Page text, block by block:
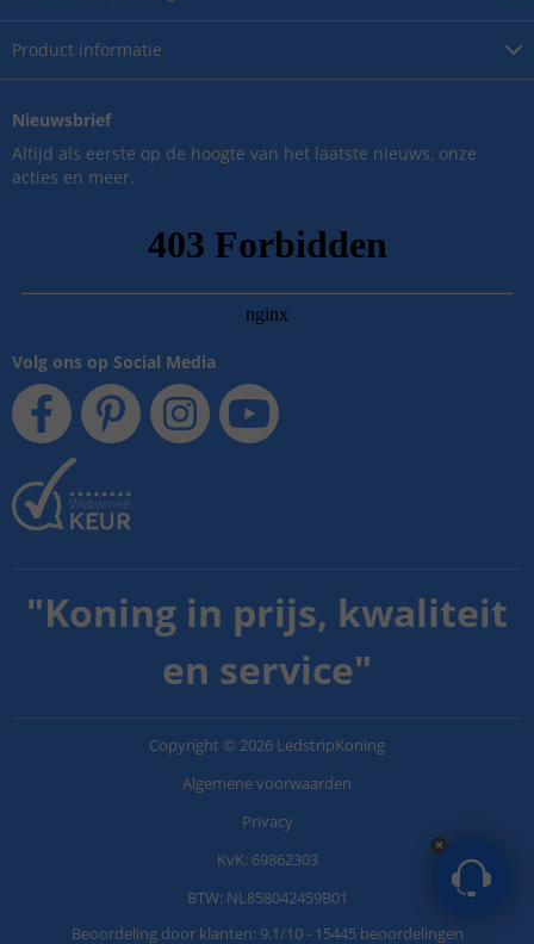
Product informatie
Nieuwsbrief
Altijd als eerste op de hoogte van het laatste nieuws, onze
acties en meer.
Volg ons op Social Media
"Koning in prijs, kwaliteit
en service"
Copyright © 2026 LedstripKoning
Algemene voorwaarden
Privacy
KvK: 69862303
BTW: NL858042459B01
Beoordeling door klanten: 9.1/10- 15445 beoordelingen